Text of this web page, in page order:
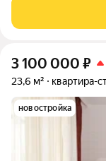
студия по адресу:
планируете купить
3 100 000 ₽
23,6 м² квартира-
новостройка